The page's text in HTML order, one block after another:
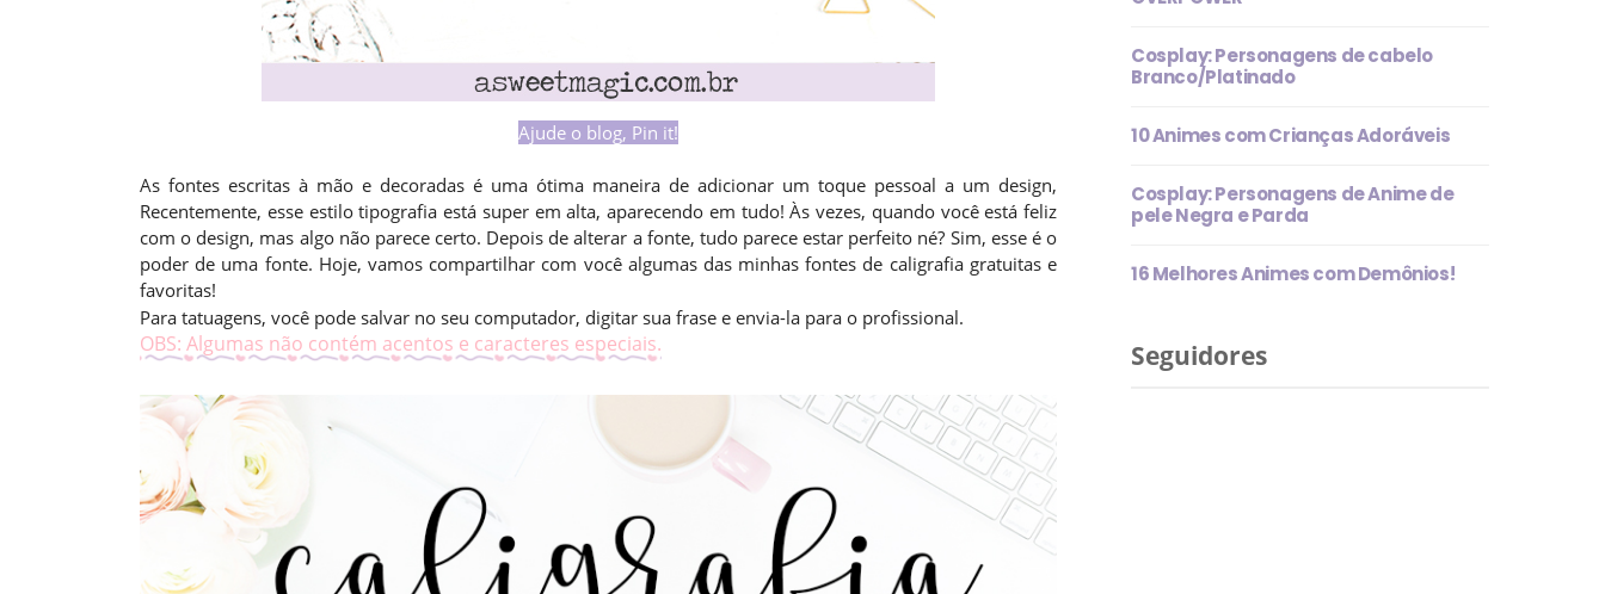
Ajude o blog, Pin it!
As fontes escritas à mão e decoradas é uma ótima maneira de adicionar um toque pessoal a um design,
Recentemente, esse estilo tipografia está super em alta, aparecendo em tudo! Às vezes, quando você está feliz
com o design, mas algo não parece certo. Depois de alterar a fonte, tudo parece estar perfeito né? Sim, esse é o
poder de uma fonte. Hoje, vamos compartilhar com você algumas das minhas fontes de caligrafia gratuitas e
favoritas!
Para tatuagens, você pode salvar no seu computador, digitar sua frase e envia-la para o profissional.
OBS: Algumas não contém acentos e caracteres especiais.
Cosplay: Personagens de cabelo
Branco/Platinado
10 Animes com Crianças Adoráveis
Cosplay: Personagens de Anime de
pele Negra e Parda
16 Melhores Animes com Demônios!
Seguidores